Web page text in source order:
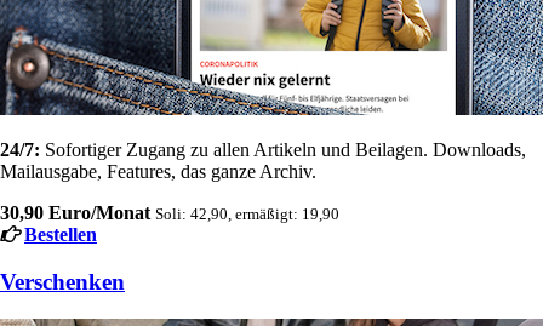
24/7: Sofortiger Zugang zu allen Artikeln und Beilagen. Downloads,
Mailausgabe, Features, das ganze Archiv.
30,90 Euro/Monat Soli: 42,90, ermäßigt: 19,90
Bestellen
Verschenken